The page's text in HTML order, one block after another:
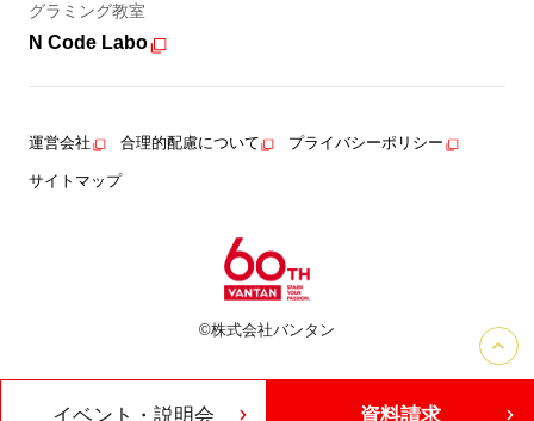
グラミング教室
N Code Labo
運営会社 合理的配慮について プライバシーポリシー
サイトマップ
©株式会社バンタン
イベント・説明会 資料請求